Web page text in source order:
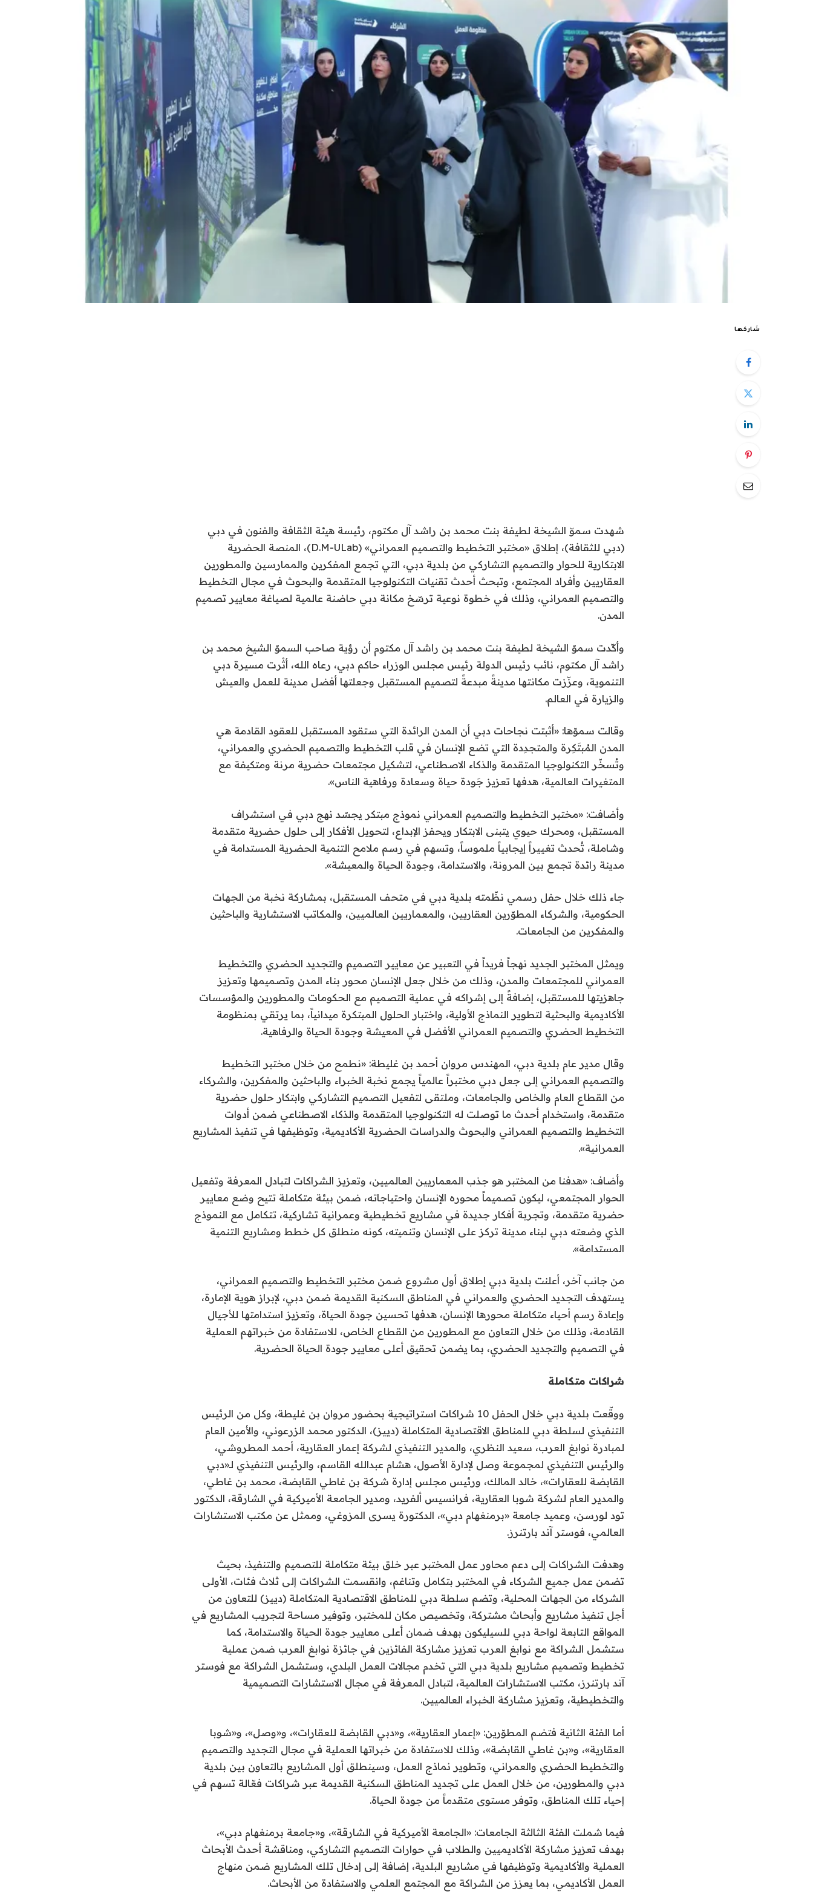
شاركها
شهدت سموّ الشيخة لطيفة بنت محمد بن راشد آل مكتوم، رئيسة هيئة الثقافة والفنون في دبي
(دبي للثقافة)، إطلاق «مختبر التخطيط والتصميم العمراني» (D.M-ULab)، المنصة الحضرية
الابتكارية للحوار والتصميم التشاركي من بلدية دبي، التي تجمع المفكرين والممارسين والمطورين
العقاريين وأفراد المجتمع، وتبحث أحدث تقنيات التكنولوجيا المتقدمة والبحوث في مجال التخطيط
والتصميم العمراني، وذلك في خطوة نوعية ترسّخ مكانة دبي حاضنة عالمية لصياغة معايير تصميم
المدن.
وأكّدت سموّ الشيخة لطيفة بنت محمد بن راشد آل مكتوم أن رؤية صاحب السموّ الشيخ محمد بن
راشد آل مكتوم، نائب رئيس الدولة رئيس مجلس الوزراء حاكم دبي، رعاه الله، أثْرت مسيرة دبي
التنموية، وعزّزت مكانتها مدينةً مبدعةً لتصميم المستقبل وجعلتها أفضل مدينة للعمل والعيش
والزيارة في العالم.
وقالت سموّها: «أثبتت نجاحات دبي أن المدن الرائدة التي ستقود المستقبل للعقود القادمة هي
المدن المُبتَكِرة والمتجدِدة التي تضع الإنسان في قلب التخطيط والتصميم الحضري والعمراني،
وتُسخّر التكنولوجيا المتقدمة والذكاء الاصطناعي، لتشكيل مجتمعات حضرية مرنة ومتكيفة مع
المتغيرات العالمية، هدفها تعزيز جَودة حياة وسعادة ورفاهية الناس».
وأضافت: «مختبر التخطيط والتصميم العمراني نموذج مبتكر يجسّد نهج دبي في استشراف
المستقبل، ومحرك حيوي يتبنى الابتكار ويحفز الإبداع، لتحويل الأفكار إلى حلول حضرية متقدمة
وشاملة، تُحدث تغييراً إيجابياً ملموساً، وتسهم في رسم ملامح التنمية الحضرية المستدامة في
مدينة رائدة تجمع بين المرونة، والاستدامة، وجودة الحياة والمعيشة».
جاء ذلك خلال حفل رسمي نظّمته بلدية دبي في متحف المستقبل، بمشاركة نخبة من الجهات
الحكومية، والشركاء المطوّرين العقاريين، والمعماريين العالميين، والمكاتب الاستشارية والباحثين
والمفكرين من الجامعات.
ويمثل المختبر الجديد نهجاً فريداً في التعبير عن معايير التصميم والتجديد الحضري والتخطيط
العمراني للمجتمعات والمدن، وذلك من خلال جعل الإنسان محور بناء المدن وتصميمها وتعزيز
جاهزيتها للمستقبل، إضافةً إلى إشراكه في عملية التصميم مع الحكومات والمطورين والمؤسسات
الأكاديمية والبحثية لتطوير النماذج الأولية، واختبار الحلول المبتكرة ميدانياً، بما يرتقي بمنظومة
التخطيط الحضري والتصميم العمراني الأفضل في المعيشة وجودة الحياة والرفاهية.
وقال مدير عام بلدية دبي، المهندس مروان أحمد بن غليطة: «نطمح من خلال مختبر التخطيط
والتصميم العمراني إلى جعل دبي مختبراً عالمياً يجمع نخبة الخبراء والباحثين والمفكرين، والشركاء
من القطاع العام والخاص والجامعات، وملتقى لتفعيل التصميم التشاركي وابتكار حلول حضرية
متقدمة، واستخدام أحدث ما توصلت له التكنولوجيا المتقدمة والذكاء الاصطناعي ضمن أدوات
التخطيط والتصميم العمراني والبحوث والدراسات الحضرية الأكاديمية، وتوظيفها في تنفيذ المشاريع
العمرانية».
وأضاف: «هدفنا من المختبر هو جذب المعماريين العالميين، وتعزيز الشراكات لتبادل المعرفة وتفعيل
الحوار المجتمعي، ليكون تصميماً محوره الإنسان واحتياجاته، ضمن بيئة متكاملة تتيح وضع معايير
حضرية متقدمة، وتجربة أفكار جديدة في مشاريع تخطيطية وعمرانية تشاركية، تتكامل مع النموذج
الذي وضعته دبي لبناء مدينة تركز على الإنسان وتنميته، كونه منطلق كل خطط ومشاريع التنمية
المستدامة».
من جانب آخر، أعلنت بلدية دبي إطلاق أول مشروع ضمن مختبر التخطيط والتصميم العمراني،
يستهدف التجديد الحضري والعمراني في المناطق السكنية القديمة ضمن دبي، لإبراز هوية الإمارة،
وإعادة رسم أحياء متكاملة محورها الإنسان، هدفها تحسين جودة الحياة، وتعزيز استدامتها للأجيال
القادمة، وذلك من خلال التعاون مع المطورين من القطاع الخاص، للاستفادة من خبراتهم العملية
في التصميم والتجديد الحضري، بما يضمن تحقيق أعلى معايير جودة الحياة الحضرية.
شراكات متكاملة
ووقّعت بلدية دبي خلال الحفل 10 شراكات استراتيجية بحضور مروان بن غليطة، وكل من الرئيس
التنفيذي لسلطة دبي للمناطق الاقتصادية المتكاملة (دييز)، الدكتور محمد الزرعوني، والأمين العام
لمبادرة نوابغ العرب، سعيد النظري، والمدير التنفيذي لشركة إعمار العقارية، أحمد المطروشي،
والرئيس التنفيذي لمجموعة وصل لإدارة الأصول، هشام عبدالله القاسم، والرئيس التنفيذي لـ«دبي
القابضة للعقارات»، خالد المالك، ورئيس مجلس إدارة شركة بن غاطي القابضة، محمد بن غاطي،
والمدير العام لشركة شوبا العقارية، فرانسيس ألفريد، ومدير الجامعة الأميركية في الشارقة، الدكتور
تود لورسن، وعميد جامعة «برمنغهام دبي»، الدكتورة يسرى المزوغي، وممثل عن مكتب الاستشارات
العالمي، فوستر آند بارتنرز.
وهدفت الشراكات إلى دعم محاور عمل المختبر عبر خلق بيئة متكاملة للتصميم والتنفيذ، بحيث
تضمن عمل جميع الشركاء في المختبر بتكامل وتناغم، وانقسمت الشراكات إلى ثلاث فئات، الأولى
الشركاء من الجهات المحلية، وتضم سلطة دبي للمناطق الاقتصادية المتكاملة (دييز) للتعاون من
أجل تنفيذ مشاريع وأبحاث مشتركة، وتخصيص مكان للمختبر، وتوفير مساحة لتجريب المشاريع في
المواقع التابعة لواحة دبي للسيليكون بهدف ضمان أعلى معايير جودة الحياة والاستدامة، كما
ستشمل الشراكة مع نوابغ العرب تعزيز مشاركة الفائزين في جائزة نوابغ العرب ضمن عملية
تخطيط وتصميم مشاريع بلدية دبي التي تخدم مجالات العمل البلدي، وستشمل الشراكة مع فوستر
آند بارتنرز، مكتب الاستشارات العالمية، لتبادل المعرفة في مجال الاستشارات التصميمية
والتخطيطية، وتعزيز مشاركة الخبراء العالميين.
أما الفئة الثانية فتضم المطوّرين: «إعمار العقارية»، و«دبي القابضة للعقارات»، و«وصل»، و«شوبا
العقارية»، و«بن غاطي القابضة»، وذلك للاستفادة من خبراتها العملية في مجال التجديد والتصميم
والتخطيط الحضري والعمراني، وتطوير نماذج العمل، وسينطلق أول المشاريع بالتعاون بين بلدية
دبي والمطورين، من خلال العمل على تجديد المناطق السكنية القديمة عبر شراكات فعّالة تسهم في
إحياء تلك المناطق، وتوفر مستوى متقدماً من جودة الحياة.
فيما شملت الفئة الثالثة الجامعات: «الجامعة الأميركية في الشارقة»، و«جامعة برمنغهام دبي»،
بهدف تعزيز مشاركة الأكاديميين والطلاب في حوارات التصميم التشاركي، ومناقشة أحدث الأبحاث
العملية والأكاديمية وتوظيفها في مشاريع البلدية، إضافة إلى إدخال تلك المشاريع ضمن منهاج
العمل الأكاديمي، بما يعزز من الشراكة مع المجتمع العلمي والاستفادة من الأبحاث.